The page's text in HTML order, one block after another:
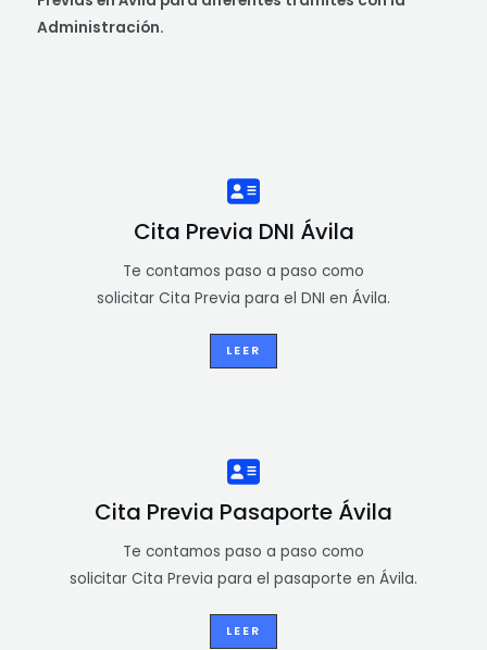
Administración.
Cita Previa DNI Ávila
Te contamos paso a paso como
solicitar Cita Previa para el DNI en Ávila.
LEER
Cita Previa Pasaporte Ávila
Te contamos paso a paso como
solicitar Cita Previa para el pasaporte en Ávila.
LEER